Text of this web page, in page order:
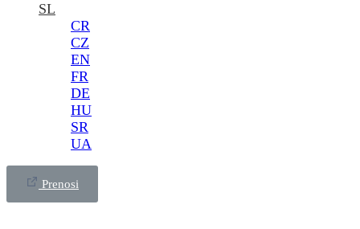
SL
CR
CZ
EN
FR
DE
HU
SR
UA
Prenosi